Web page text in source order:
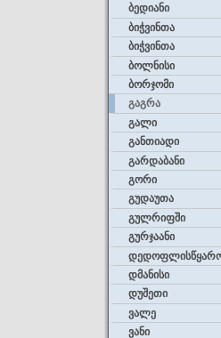
ბედიანი
ბიჭვინთა
ბიჭვინთა
ბოლნისი
ბორჯომი
გაგრა
გალი
განთიადი
გარდაბანი
გორი
გუდაუთა
გულრიფში
გურჯაანი
დმანისი
დუშეთი
ვალე
ვანი